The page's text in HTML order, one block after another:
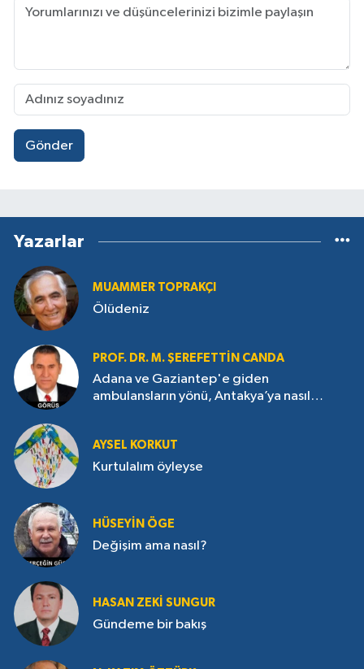
Gönder
Yazarlar
MUAMMER TOPRAKÇI
Ölüdeniz
PROF. DR. M. ŞEREFETTIN CANDA
Adana ve Gaziantep'e giden
ambulansların yönü, Antakya’ya nasıl
AYSEL KORKUT
Kurtulalım öyleyse
HÜSEYIN ÖGE
Değişim ama nasıl?
HASAN ZEKI SUNGUR
Gündeme bir bakış